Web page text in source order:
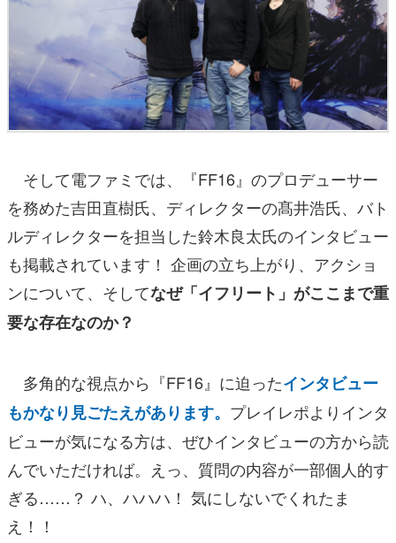
そして電ファミでは、『FF16』のプロデューサー
を務めた吉田直樹氏、ディレクターの髙井浩氏、バト
ルディレクターを担当した鈴木良太氏のインタビュー
も掲載されています！ 企画の立ち上がり、アクショ
ンについて、そしてなぜ「イフリート」がここまで重
要な存在なのか？
多角的な視点から『FF16』に迫ったインタビュー
もかなり見ごたえがあります。 プレイレポよりインタ
ビューが気になる方は、ぜひインタビューの方から読
んでいただければ。えっ、質問の内容が一部個人的す
ぎる……？ ハ、ハハハ！ 気にしないでくれたま
え！！